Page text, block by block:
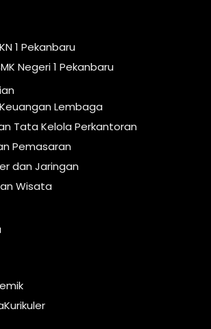
1 Pekanbaru
Negeri 1 Pekanbaru
Lembaga
Tata Kelola Perkantoran
Pemasaran
dan Jaringan
Wisata